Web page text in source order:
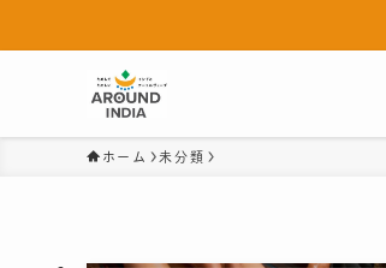
ホーム 未分類